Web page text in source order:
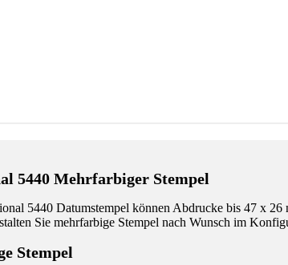
5440 Mehrfarbiger Stempel
5440 Datumstempel können Abdrucke bis 47 x
Sie mehrfarbige Stempel nach Wunsch im
Stempel